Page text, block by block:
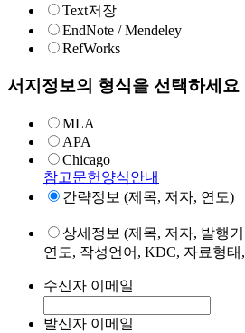
Text저장
EndNote / Mendeley
RefWorks
서지정보의 형식을 선택하세요
MLA
APA
Chicago
참고문헌양식안내
간략정보 (제목, 저자, 연도)
상세정보 (제목, 저자, 발행
연도, 작성언어, KDC, 자료형
수신자 이메일
발신자 이메일